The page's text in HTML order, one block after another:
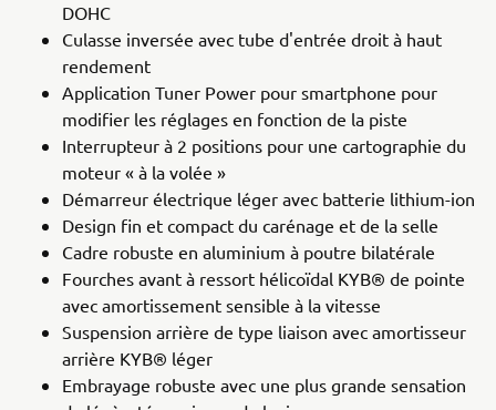
DOHC
Culasse inversée avec tube d'entrée droit à haut
rendement
Application Tuner Power pour smartphone pour
modifier les réglages en fonction de la piste
Interrupteur à 2 positions pour une cartographie du
moteur « à la volée »
Démarreur électrique léger avec batterie lithium-ion
Design fin et compact du carénage et de la selle
Cadre robuste en aluminium à poutre bilatérale
Fourches avant à ressort hélicoïdal KYB® de pointe
avec amortissement sensible à la vitesse
Suspension arrière de type liaison avec amortisseur
arrière KYB® léger
Embrayage robuste avec une plus grande sensation